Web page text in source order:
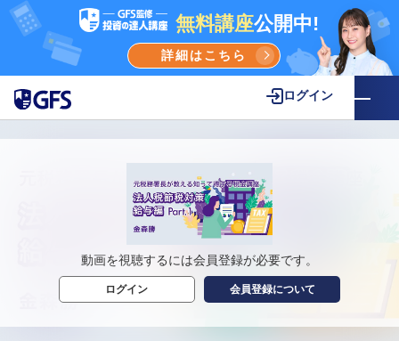
無料講座公開中!
詳細はこちら
ログイン
動画を視聴するには会員登録が必要です。
ログイン 会員登録について